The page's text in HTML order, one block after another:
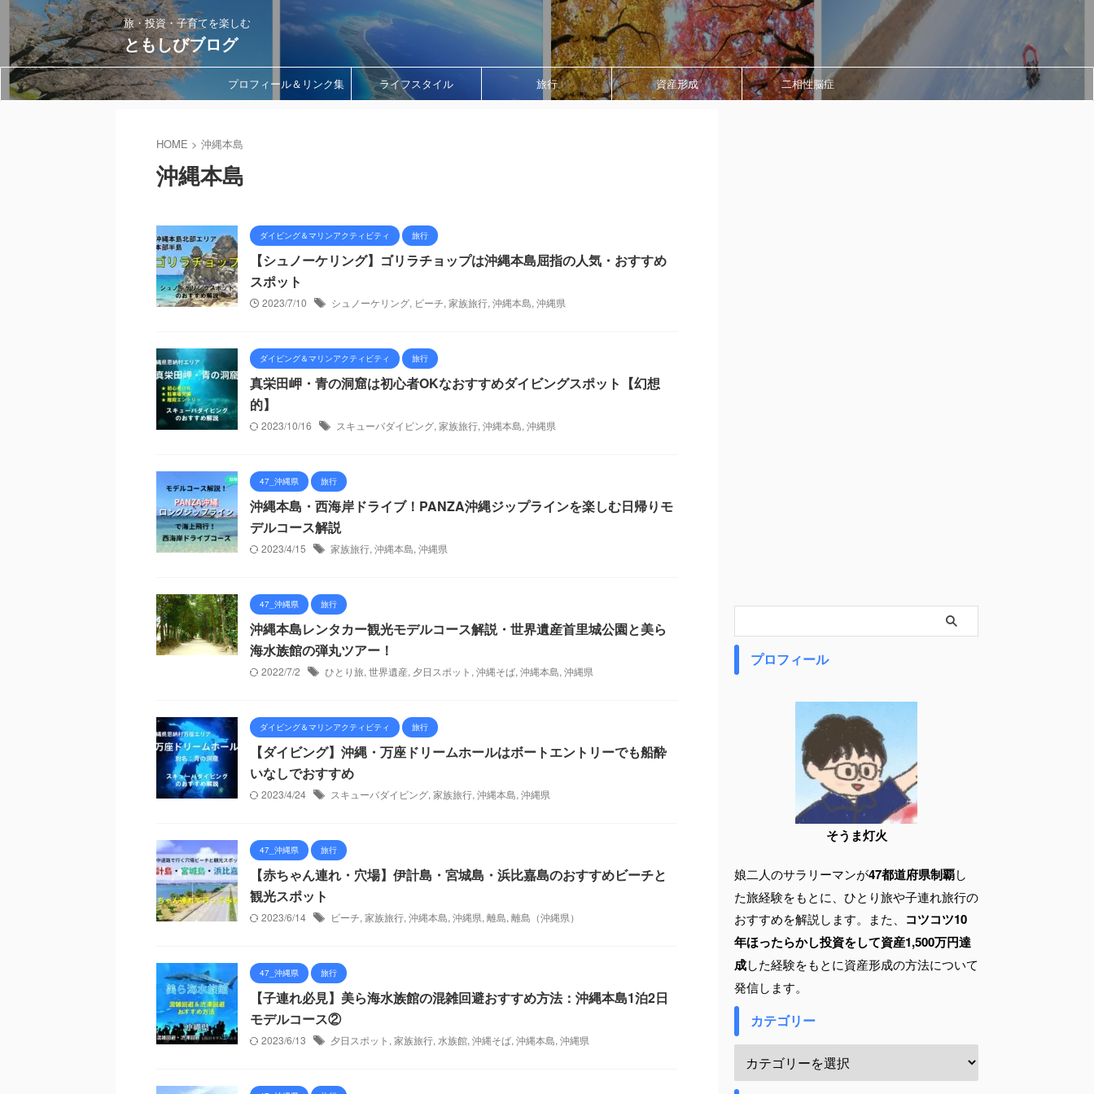
旅・投資・子育てを楽しむ
ともしびブログ
プロフィール＆リンク集 ライフスタイル 旅行 資産形成 二相性脳症
HOME > 沖縄本島
沖縄本島
ダイビング＆マリンアクティビティ 旅行
【シュノーケリング】ゴリラチョップは沖縄本島屈指の人気・おすすめ
スポット
2023/7/10 シュノーケリング, ビーチ, 家族旅行, 沖縄本島, 沖縄県
ダイビング＆マリンアクティビティ 旅行
真栄田岬・青の洞窟は初心者OKなおすすめダイビングスポット【幻想
的】
2023/10/16 スキューバダイビング, 家族旅行, 沖縄本島, 沖縄県
47_沖縄県 旅行
沖縄本島・西海岸ドライブ！PANZA沖縄ジップラインを楽しむ日帰りモ
デルコース解説
2023/4/15 家族旅行, 沖縄本島, 沖縄県
47_沖縄県 旅行
沖縄本島レンタカー観光モデルコース解説・世界遺産首里城公園と美ら
海水族館の弾丸ツアー！
2022/7/2 ひとり旅, 世界遺産, 夕日スポット , 沖縄そば, 沖縄本島, 沖縄県
ダイビング＆マリンアクティビティ 旅行
【ダイビング】沖縄・万座ドリームホールはボートエントリーでも船酔
いなしでおすすめ
2023/4/24 スキューバダイビング, 家族旅行, 沖縄本島, 沖縄県
47_沖縄県 旅行
【赤ちゃん連れ・穴場】伊計島・宮城島・浜比嘉島のおすすめビーチと
観光スポット
2023/6/14 ビーチ, 家族旅行, 沖縄本島, 沖縄県, 離島, 離島（沖縄県）
47_沖縄県 旅行
【子連れ必見】美ら海水族館の混雑回避おすすめ方法：沖縄本島1泊2日
モデルコース②
2023/6/13 夕日スポット , 家族旅行, 水族館, 沖縄そば, 沖縄本島, 沖縄県
プロフィール
そうま灯火
娘二人のサラリーマンが47都道府県制覇し
た旅経験をもとに、ひとり旅や子連れ旅行の
おすすめを解説します。また、 コツコツ10
年ほったらかし投資をして資産1,500万円達
成した経験をもとに資産形成の方法について
発信します。
カテゴリー